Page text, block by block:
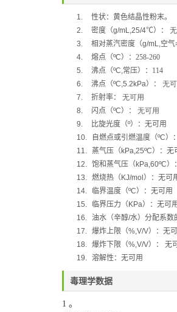
1.
性状：黄色结晶性粉末。
2.
密度（g/mL,25/4℃）：
3.
相对蒸汽密度（g/mL,空气
4.
熔点（ºC）：258-260
5.
沸点（ºC,常压）：114
6.
沸点（ºC,5.2kPa）：
无
7.
折射率：
无可用
8.
闪点（ºC）：
无可用
9.
比旋光度（º）：无可用
10.
自燃点或引燃温度（ºC）
11.
蒸气压（ kPa,25ºC）：无
12. 饱和蒸气压（ kPa,60ºC）
13. 燃烧热（ KJ/mol ）：无可
14.
临界温度（ºC）：无可用
15.
临界压力（ KPa）：无可用
16. 油水（辛醇/水）分配系数
17. 爆炸上限（%,V/V）：无
18. 爆炸下限（%,V/V）：
无
19. 溶解性：无可用
毒理学数据
1 。